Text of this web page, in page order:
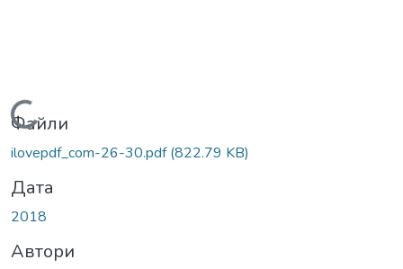
Вантажиться...
Файли
ilovepdf_com-26-30.pdf(822.79 KB)
Дата
2018
Автори